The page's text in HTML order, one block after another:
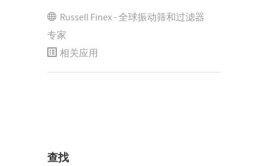
Russell Finex - 全球振动筛和过滤器
专家
相关应用
查找